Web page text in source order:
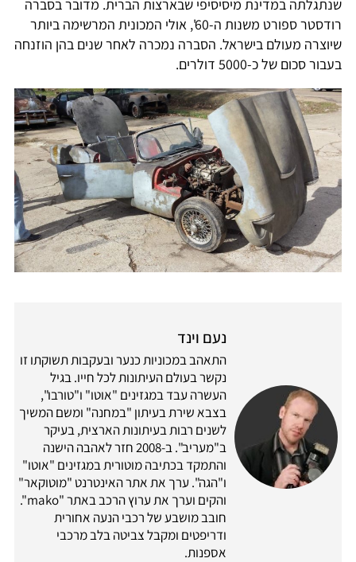
שנתגלתה במדינת מיסיסיפי שבארצות הברית. מדובר בסברה
רודסטר ספורט משנות ה-60', אולי המכונית המרשימה ביותר
שיוצרה מעולם בישראל. הסברה נמכרה לאחר שנים בהן הוזנחה
בעבור סכום של כ-5000 דולרים.
נעם וינד
התאהב במכוניות כנער ובעקבות תשוקתו זו
נקשר בעולם העיתונות לכל חייו. בגיל
העשרה עבד במגזינים "אוטו" ו"טורבו",
בצבא שירת בעיתון "במחנה" ומשם המשיך
לשנים רבות בעיתונות הארצית, בעיקר
ב"מעריב". ב-2008 חזר לאהבה הישנה
והתמקד בכתיבה מוטורית במגזינים "אוטו"
ו"הגה". ערך את אתר האינטרנט "מוטוקאר"
והקים וערך את ערוץ הרכב באתר "mako".
חובב מושבע של רכבי הנעה אחורית
ודריפטים ומקבל צביטה בלב מרכבי
אספנות.